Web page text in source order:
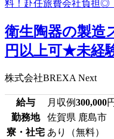
衛生陶器の製造
円以上可★未経
株式会社BREXA Next
給与 月収例300,000円
勤務地
佐賀県 鹿島市
寮・社宅 あり（無料）